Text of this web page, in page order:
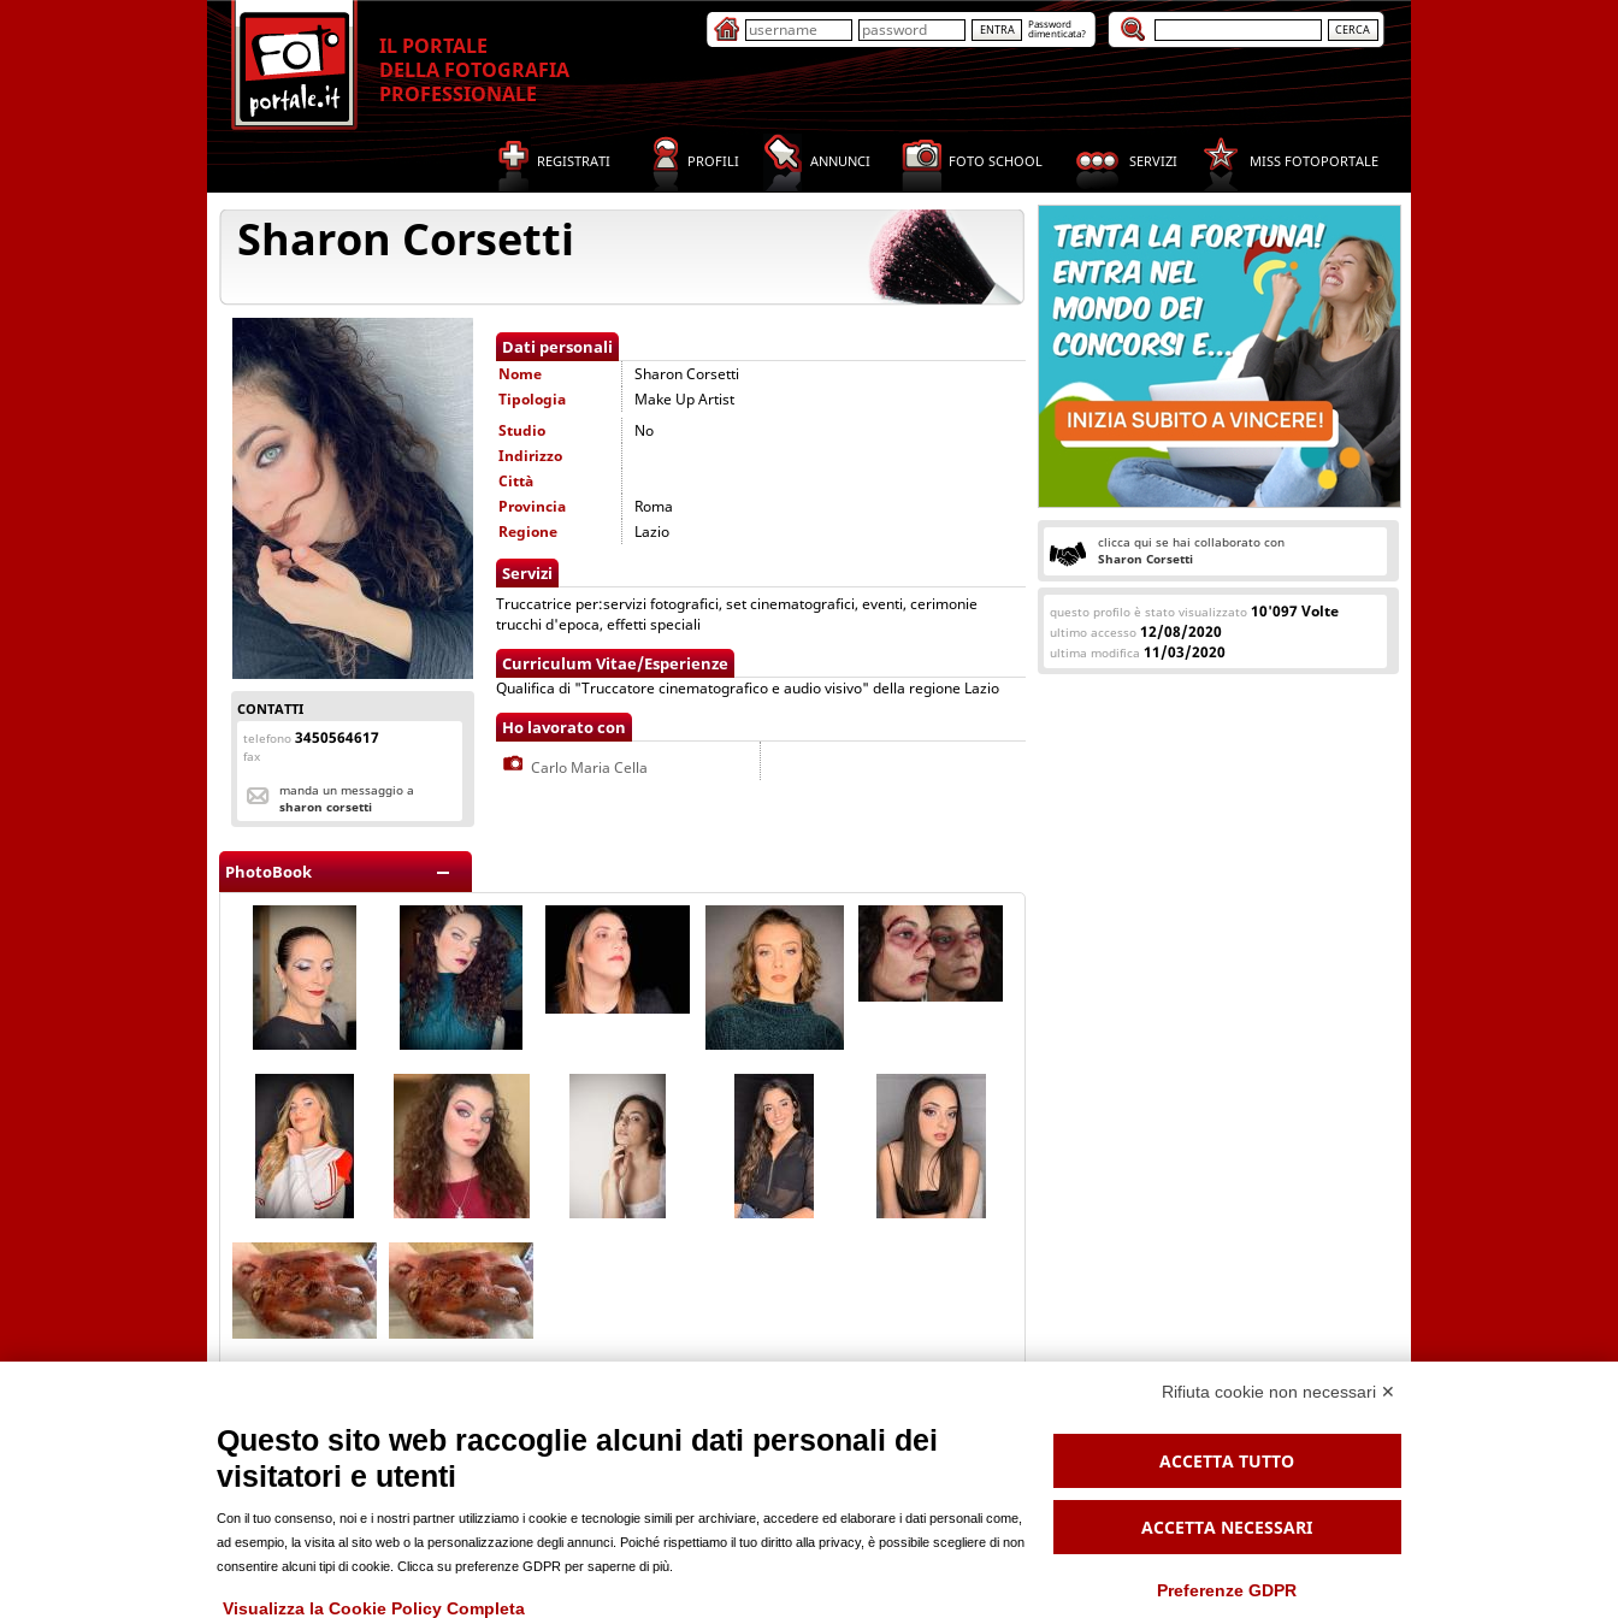
IL PORTALE
DELLA FOTOGRAFIA
PROFESSIONALE
Password
dimenticata?
REGISTRATI PROFILI ANNUNCI FOTO SCHOOL SERVIZI MISS FOTOPORTALE
Sharon Corsetti
CONTATTI
telefono 3450564617
fax
manda un messaggio a
sharon corsetti
Dati personali
Nome
Sharon Corsetti
Tipologia
Make Up Artist
Studio
No
Indirizzo
Città
Provincia
Roma
Regione
Lazio
Servizi
Truccatrice per:servizi fotografici, set cinematografici, eventi, cerimonie
trucchi d'epoca, effetti speciali
Curriculum Vitae/Esperienze
Qualifica di "Truccatore cinematografico e audio visivo" della regione Lazio
Ho lavorato con
Carlo Maria Cella
PhotoBook
clicca qui se hai collaborato con
Sharon Corsetti
questo profilo è stato visualizzato 10'097 Volte
ultimo accesso 12/08/2020
ultima modifica 11/03/2020
PROFILI
modelli
fotografi pro
fotoamatori
hairstylist
stylist
ANNUNCI
casting
offro lavoro
compro
vendo
Noleggio Sala Posa
Backstage
SOCIAL
pubblicità sul nostro sito
regolamento
redazione
Rifiuta cookie non necessari ✕
Questo sito web raccoglie alcuni dati personali dei
visitatori e utenti
Con il tuo consenso, noi e i nostri partner utilizziamo i cookie e tecnologie simili per archiviare, accedere ed elaborare i dati personali come,
ad esempio, la visita al sito web o la personalizzazione degli annunci. Poiché rispettiamo il tuo diritto alla privacy, è possibile scegliere di non
consentire alcuni tipi di cookie. Clicca su preferenze GDPR per saperne di più.
Visualizza la Cookie Policy Completa
ACCETTA TUTTO
ACCETTA NECESSARI
Preferenze GDPR